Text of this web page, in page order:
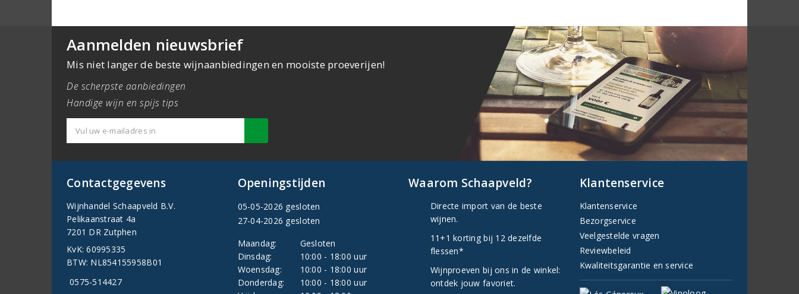
Aanmelden nieuwsbrief
Mis niet langer de beste wijnaanbiedingen en mooiste proeverijen!
De scherpste aanbiedingen
Handige wijn en spijs tips
Contactgegevens
Wijnhandel Schaapveld B.V.
Pelikaanstraat 4a
7201 DR Zutphen
KvK: 60995335
BTW: NL854155958B01
0575-514427
Openingstijden
05-05-2026 gesloten
27-04-2026 gesloten
Maandag:
Gesloten
Dinsdag:
10:00 - 18:00 uur
Woensdag:
10:00 - 18:00 uur
Donderdag:
10:00 - 18:00 uur
Waarom Schaapveld?
Directe import van de beste
wijnen.
11+1 korting bij 12 dezelfde
flessen*
Wijnproeven bij ons in de winkel:
ontdek jouw favoriet.
Klantenservice
Klantenservice
Bezorgservice
Veelgestelde vragen
Reviewbeleid
Kwaliteitsgarantie en service